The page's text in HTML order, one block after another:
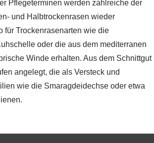
Pflegeterminen werden zahlreiche der
und Halbtrockenrasen wieder
für Trockenrasenarten wie die
oder die aus dem mediterranen
Winde erhalten. Aus dem Schnittgut
angelegt, die als Versteck und
wie die Smaragdeidechse oder etwa